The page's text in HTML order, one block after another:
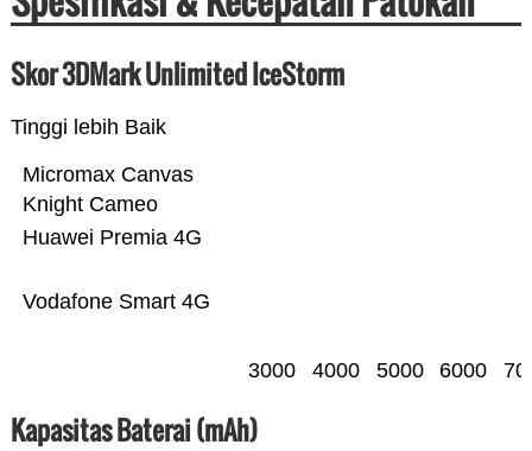
Skor 3DMark Unlimited IceStorm
Tinggi lebih Baik
Vodafone Smart 4G
Huawei Premia 4G
Micromax Canvas
Knight Cameo
3000 4000 5000 6000
Kapasitas Baterai (mAh)